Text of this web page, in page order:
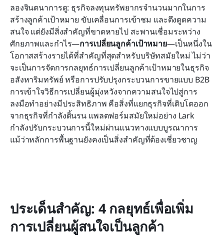
ลองจินตนาการดู: ธุรกิจลงทุนทรัพยากรจำนวนมากในการ
สร้างลูกค้าเป้าหมาย ขับเคลื่อนการเข้าชม และดึงดูดความ
สนใจ แต่ยังมีสิ่งสำคัญที่ขาดหายไป สะพานเชื่อมระหว่าง
ศักยภาพและกำไร—การเปลี่ยนลูกค้าเป้าหมาย—เป็นหนึ่งใน
โอกาสสร้างรายได้ที่สำคัญที่สุดสำหรับบริษัทสมัยใหม่ ไม่ว่า
จะเป็นการจัดการกลยุทธ์การเปลี่ยนลูกค้าเป้าหมายในธุรกิจ
อสังหาริมทรัพย์ หรือการปรับปรุงกระบวนการขายแบบ B2B
การเข้าใจวิธีการเปลี่ยนผู้มุ่งหวังจากความสนใจไปสู่การ
ลงมือทำอย่างมีประสิทธิภาพ คือสิ่งที่แยกธุรกิจที่เติบโตออก
จากธุรกิจที่กำลังดิ้นรน แพลตฟอร์มสมัยใหม่อย่าง Lark
กำลังปรับกระบวนการนี้ใหม่ผ่านแนวทางแบบบูรณาการ
แม้ว่าหลักการพื้นฐานยังคงเป็นสิ่งสำคัญที่ต้องเชี่ยวชาญ
ประเด็นสำคัญ: 4 กลยุทธ์เพื่อเพิ่ม
การเปลี่ยนผู้สนใจเป็นลูกค้า
เป้าหมายของคุณ
ปรับเปลี่ยนการแปลงลูกค้าเป้าหมายด้วยเทคโนโลยี
สมัยใหม่กับ Lark
กลยุทธ์การเปลี่ยนผู้มุ่งหวังเป็นลูกค้าเฉพาะ
อุตสาหกรรมที่ได้ผล
ข้อผิดพลาดทั่วไปในการเปลี่ยนผู้มุ่งหวังเป็นลูกค้าและ
วิธีหลีกเลี่ยง
การวัดและเพิ่มประสิทธิภาพผลตอบแทนจากการ
ลงทุนด้านการแปลงของคุณ